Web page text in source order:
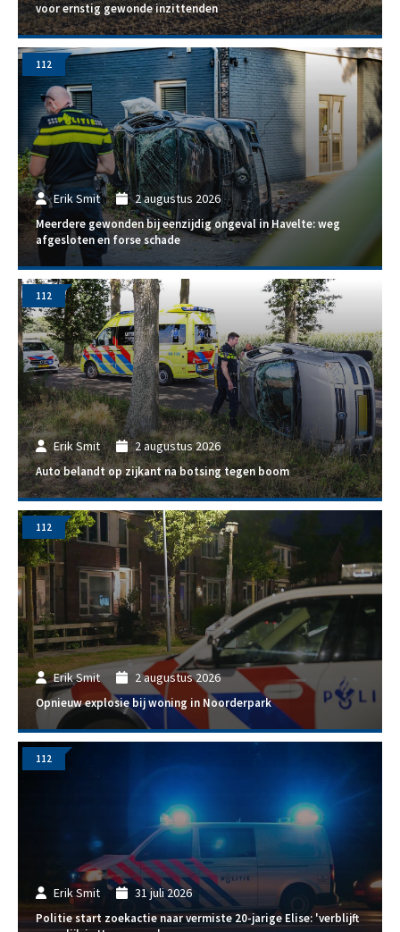
voor ernstig gewonde inzittenden
Erik Smit 2 augustus 2026
Meerdere gewonden bij eenzijdig ongeval in Havelte: weg
afgesloten en forse schade
112
Erik Smit 2 augustus 2026
Auto belandt op zijkant na botsing tegen boom
112
Erik Smit 2 augustus 2026
Opnieuw explosie bij woning in Noorderpark
112
Erik Smit 31 juli 2026
Politie start zoekactie naar vermiste 20-jarige Elise: 'verblijft
112